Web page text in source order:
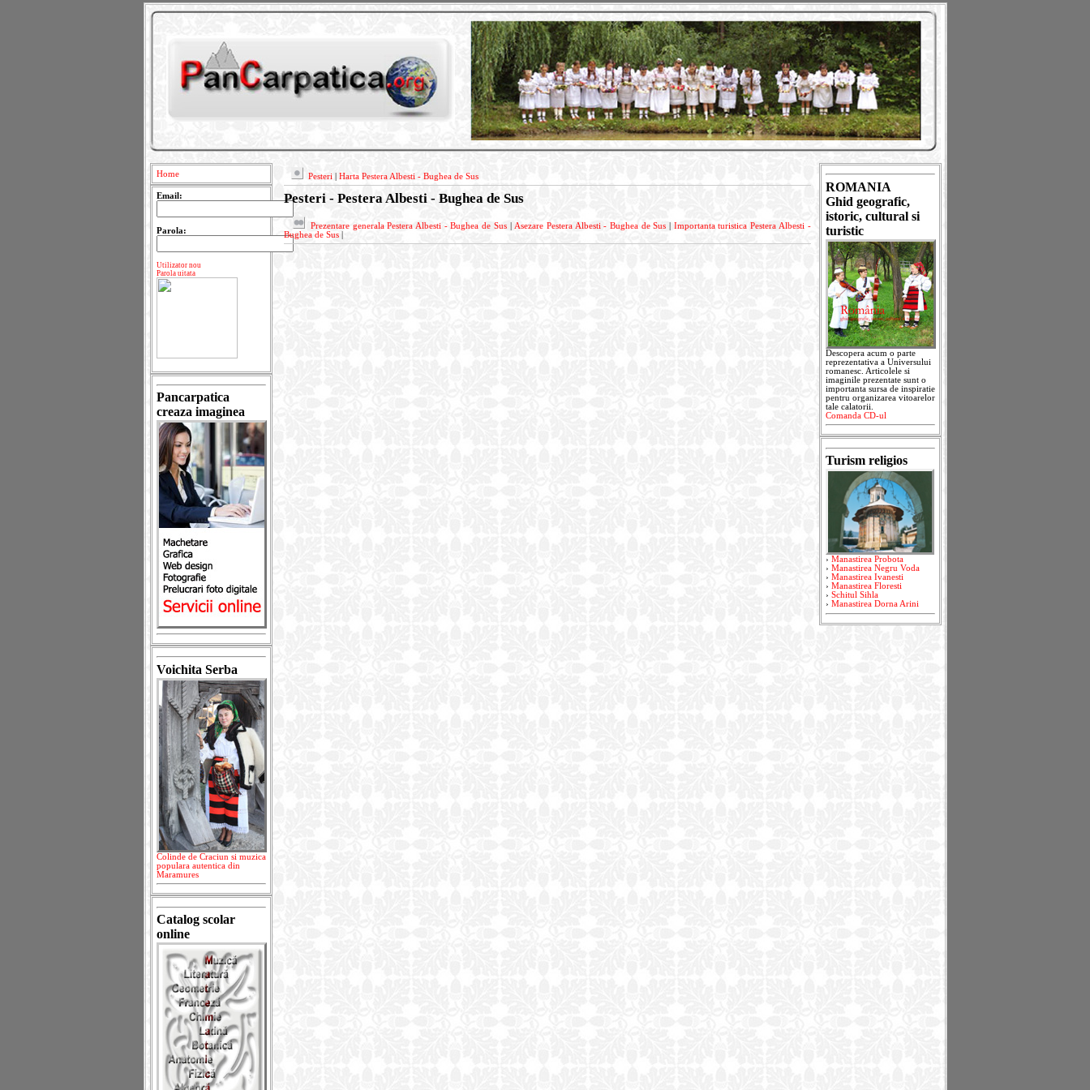
Home
Email:
Parola:
Utilizator nou
Parola uitata
Pancarpatica
creaza imaginea
Voichita Serba
Colinde de Craciun si muzica
populara autentica din
Maramures
Catalog scolar
online
Pesteri Harta Pestera Albesti - Bughea de Sus
Pesteri - Pestera Albesti - Bughea de Sus
Prezentare generala Pestera Albesti - Bughea de Sus| Asezare Pestera Albesti - Bughea de Sus
Importanta turistica Pestera Albesti -
Bughea de Sus|
ROMANIA
Ghid geografic,
istoric, cultural si
turistic
Descopera acum o parte
reprezentativa a Universului
romanesc. Articolele si
imaginile prezentate sunt o
importanta sursa de inspiratie
pentru organizarea vitoarelor
tale calatorii.
Comanda CD-ul
Turism religios
› Manastirea Probota
› Manastirea Negru Voda
› Manastirea Ivanesti
› Manastirea Floresti
› Schitul Sihla
› Manastirea Dorna Arini